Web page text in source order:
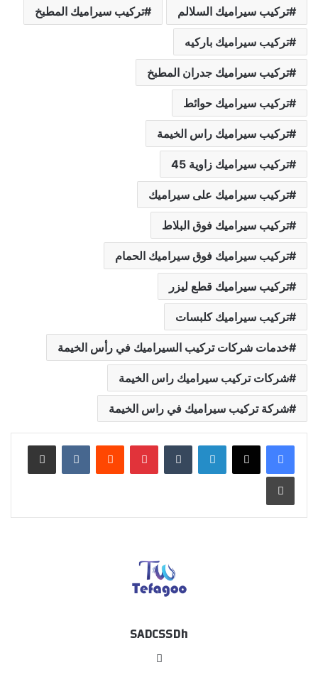
تركيب سيراميك السلالم تركيب سيراميك المطبخ
تركيب سيراميك باركيه
تركيب سيراميك جدران المطبخ
تركيب سيراميك حوائط
تركيب سيراميك راس الخيمة
تركيب سيراميك زاوية 45
تركيب سيراميك على سيراميك
تركيب سيراميك فوق البلاط
تركيب سيراميك فوق سيراميك الحمام
تركيب سيراميك قطع ليزر
تركيب سيراميك كلبسات
خدمات شركات تركيب السيراميك في رأس الخيمة
شركات تركيب سيراميك راس الخيمة
شركة تركيب سيراميك في راس الخيمة
لينكدإن بينتيريست مشاركة عبر البريد
طباعة
SADCSSDh